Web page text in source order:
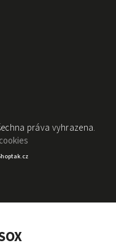
práva vyhrazena.